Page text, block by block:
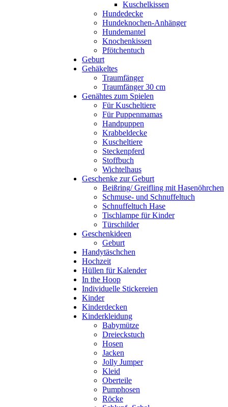
Kuschelkissen
Hundedecke
Hundeknochen-Anhänger
Hundemantel
Knochenkissen
Pfötchentuch
Geburt
Gehäkeltes
Traumfänger
Traumfänger 30 cm
Genähtes zum Spielen
Für Kuscheltiere
Für Puppenmamas
Handpuppen
Krabbeldecke
Kuscheltiere
Steckenpferd
Stoffbuch
Wichtelhaus
Geschenke zur Geburt
Beißring/ Greifling mit Hasenöhrchen
Schmuse- und Schnuffeltuch
Schnuffeltuch Hase
Tischlampe für Kinder
Türschilder
Geschenkideen
Geburt
Handytäschchen
Hochzeit
Hüllen für Kalender
In the Hoop
Individuelle Stickereien
Kinder
Kinderdecken
Kinderkleidung
Babymütze
Dreieckstuch
Hosen
Jacken
Jolly Jumper
Kleid
Oberteile
Pumphosen
Röcke